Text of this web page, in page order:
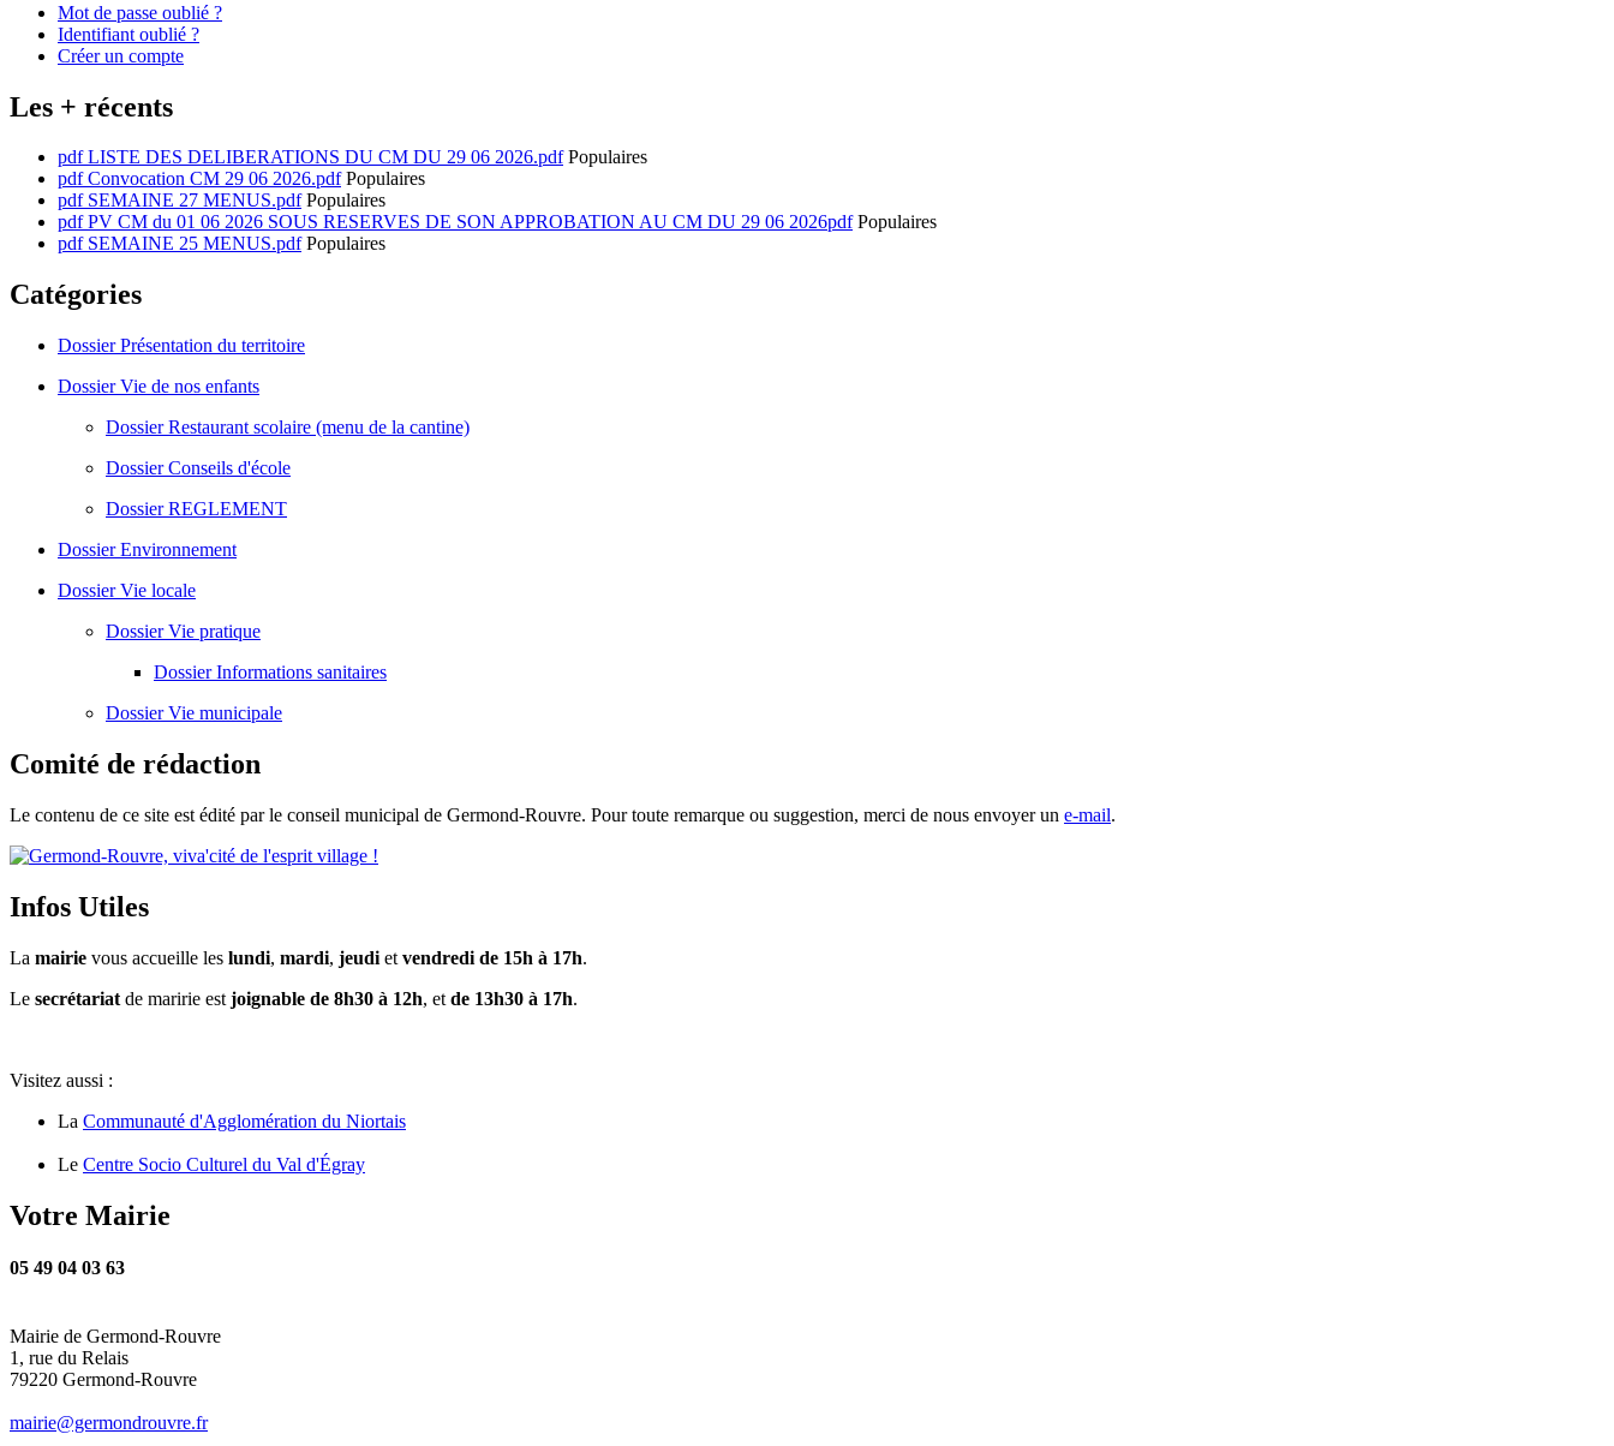
Mot de passe oublié ?
Identifiant oublié ?
Créer un compte
Les + récents
pdf LISTE DES DELIBERATIONS DU CM DU 29 06 2026.pdf Populaires
pdf Convocation CM 29 06 2026.pdf Populaires
pdf SEMAINE 27 MENUS.pdf Populaires
pdf PV CM du 01 06 2026 SOUS RESERVES DE SON APPROBATION AU CM DU 29 06 2026pdf Populaires
pdf SEMAINE 25 MENUS.pdf Populaires
Catégories
Dossier Présentation du territoire
Dossier Vie de nos enfants
Dossier Restaurant scolaire (menu de la cantine)
Dossier Conseils d'école
Dossier REGLEMENT
Dossier Environnement
Dossier Vie locale
Dossier Vie pratique
Dossier Informations sanitaires
Dossier Vie municipale
Comité de rédaction
Le contenu de ce site est édité par le conseil municipal de Germond-Rouvre. Pour toute remarque ou suggestion, merci de nous envoyer un e-mail.
Infos Utiles
La mairie vous accueille les lundi, mardi, jeudi et vendredi de 15h à 17h.
Le secrétariat de maririe est joignable de 8h30 à 12h, et de 13h30 à 17h.
Visitez aussi :
La Communauté d'Agglomération du Niortais
Le Centre Socio Culturel du Val d'Égray
Votre Mairie
05 49 04 03 63
Mairie de Germond-Rouvre
1, rue du Relais
79220 Germond-Rouvre
mairie@germondrouvre.fr